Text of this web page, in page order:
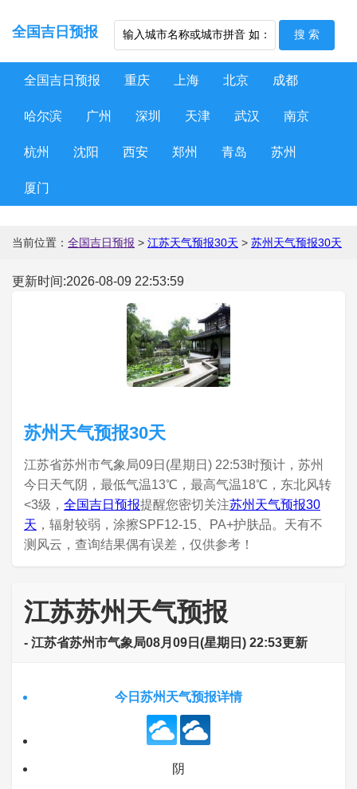
全国吉日预报
全国吉日预报 重庆 上海 北京 成都
哈尔滨 广州 深圳 天津 武汉 南京
杭州 沈阳 西安 郑州 青岛 苏州
厦门
当前位置： 全国吉日预报 > 江苏天气预报30天 > 苏州天气预报30天
更新时间:2026-08-09 22:53:59
苏州天气预报30天
江苏省苏州市气象局09日(星期日) 22:53时预计，苏州
今日天气阴，最低气温13℃，最高气温18℃，东北风转
<3级， 全国吉日预报提醒您密切关注苏州天气预报30
天 ，辐射较弱，涂擦SPF12-15、PA+护肤品。天有不
测风云，查询结果偶有误差，仅供参考！
江苏苏州天气预报
- 江苏省苏州市气象局08月09日(星期日) 22:53更新
今日苏州天气预报详情
阴